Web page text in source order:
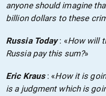
anyone should imagine
billion dollars to these
Russia Today: «How will
Russia pay this sum?»
Eric Kraus: «How it is
is a judgment which is